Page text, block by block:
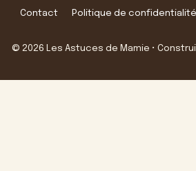
Contact Politique de confidentialité
© 2026 Les Astuces de Mamie •